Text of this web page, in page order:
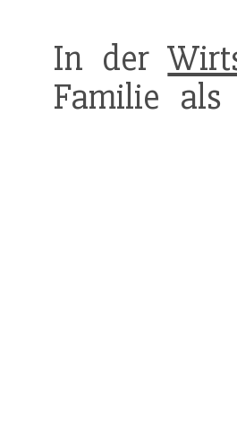
In der
Familie